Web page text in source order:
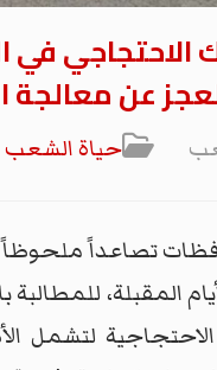
الاحتجاجي
عن معالجة
حياة الشعب
تصاعداً ملحوظاً
المقبلة،
لتشمل